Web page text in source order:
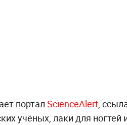
портал ScienceAlert ,
учёных, лаки для ногтей